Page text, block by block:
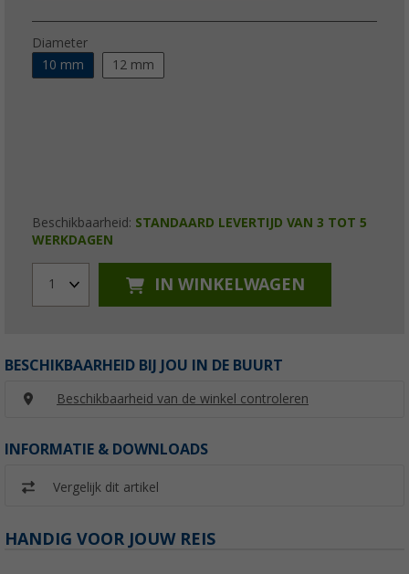
Diameter
10 mm
12 mm
Beschikbaarheid: STANDAARD LEVERTIJD VAN 3 TOT 5
WERKDAGEN
1 IN WINKELWAGEN
BESCHIKBAARHEID BIJ JOU IN DE BUURT
Beschikbaarheid van de winkel controleren
INFORMATIE & DOWNLOADS
Vergelijk dit artikel
HANDIG VOOR JOUW REIS